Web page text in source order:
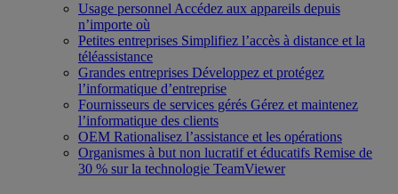
Usage personnel Accédez aux appareils depuis
n’importe où
Petites entreprises Simplifiez l’accès à distance et la
téléassistance
Grandes entreprises Développez et protégez
l’informatique d’entreprise
Fournisseurs de services gérés Gérez et maintenez
l’informatique des clients
OEM Rationalisez l’assistance et les opérations
Organismes à but non lucratif et éducatifs Remise de
30 % sur la technologie TeamViewer